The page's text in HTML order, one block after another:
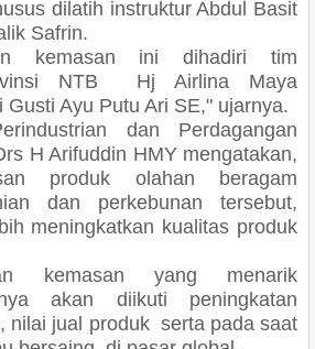
dilatih instruktur Abdul Basit
Safrin.
kemasan ini dihadiri tim
NTB Hj Airlina Maya
Gusti Ayu Putu Ari SE," ujarnya.
dan Perdagangan
H Arifuddin HMY mengatakan,
produk olahan beragam
dan perkebunan tersebut,
meningkatkan kualitas produk
kemasan yang menarik
akan diikuti peningkatan
nilai jual produk serta pada saat